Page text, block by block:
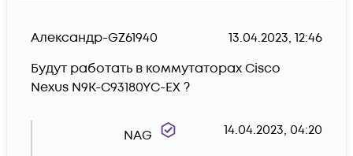
Александр-GZ61940
13.04.2023, 12:46
Будут работать в коммутаторах Cisco
Nexus N9K-C93180YC-EX ?
NAG 14.04.2023, 04:20